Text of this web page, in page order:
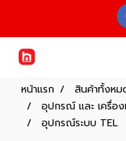
หน้าแรก สินค้าทั้งหม
อุปกรณ์ และ เครื่อ
อุปกรณ์ระบบ TEL